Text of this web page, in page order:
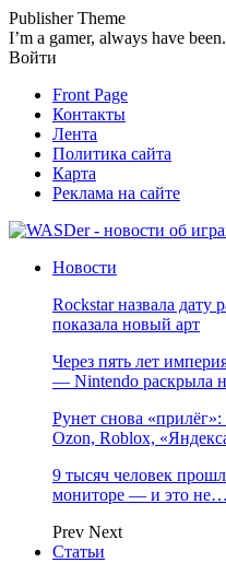
Publisher Theme
I’m a gamer, always have been.
Войти
Front Page
Контакты
Лента
Политика сайта
Карта
Реклама на сайте
Новости
Rockstar назвала дату
показала новый арт
Через пять лет
— Nintendo раскрыла
Рунет снова
Ozon, Roblox,
9 тысяч человек
мониторе — и это не…
Prev Next
Статьи